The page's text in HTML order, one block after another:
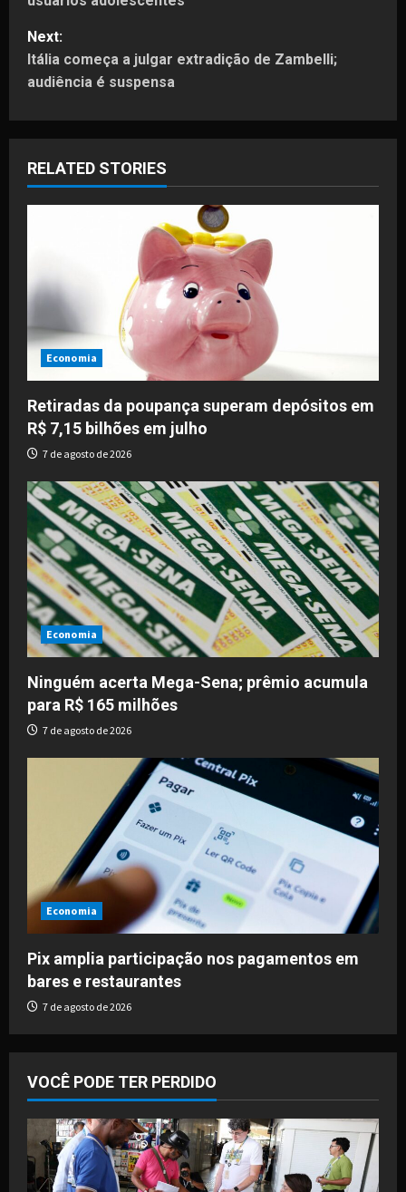
s
t
a
v
i
a
t
o
n
Next:
Itália começa a julgar extradição de Zambelli;
audiência é suspensa
RELATED STORIES
Economia
Retiradas da poupança superam depósitos em
R$ 7,15 bilhões em julho
7 de agosto de 2026
Economia
Ninguém acerta Mega-Sena; prêmio acumula
para R$ 165 milhões
7 de agosto de 2026
Economia
Pix amplia participação nos pagamentos em
bares e restaurantes
7 de agosto de 2026
VOCÊ PODE TER PERDIDO